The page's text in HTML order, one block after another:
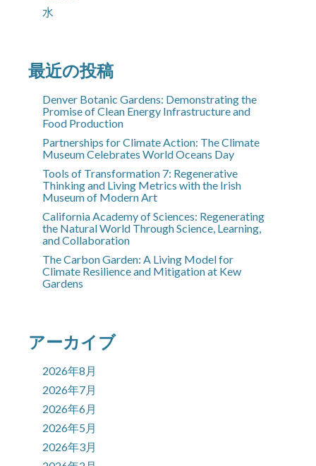
水
最近の投稿
Denver Botanic Gardens: Demonstrating the
Promise of Clean Energy Infrastructure and
Food Production
Partnerships for Climate Action: The Climate
Museum Celebrates World Oceans Day
Tools of Transformation 7: Regenerative
Thinking and Living Metrics with the Irish
Museum of Modern Art
California Academy of Sciences: Regenerating
the Natural World Through Science, Learning,
and Collaboration
The Carbon Garden: A Living Model for
Climate Resilience and Mitigation at Kew
Gardens
アーカイブ
2026年8月
2026年7月
2026年6月
2026年5月
2026年3月